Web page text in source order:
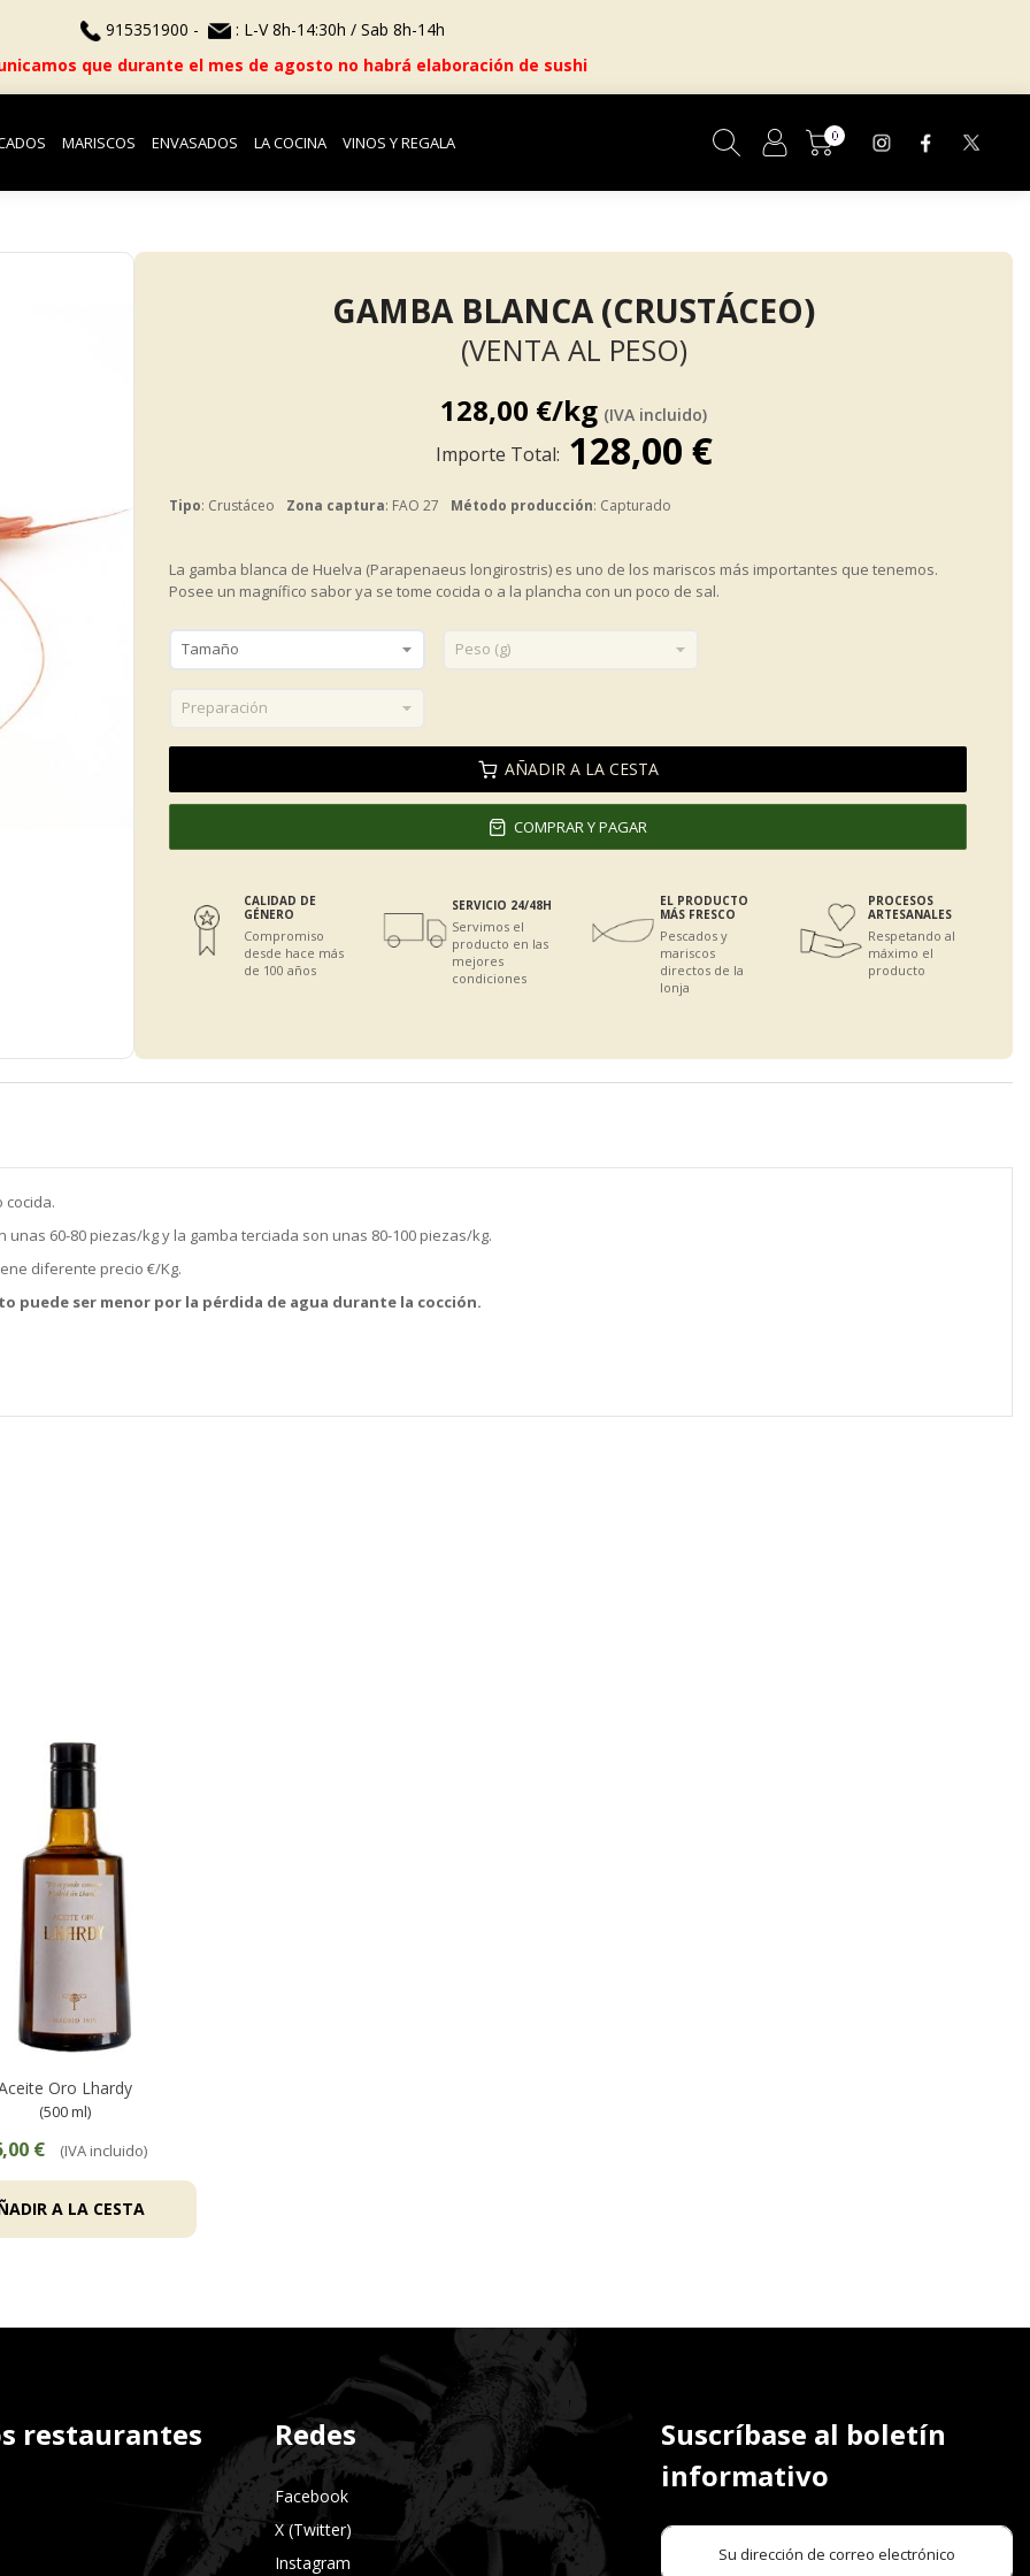
915351900 -
: L-V 8h-14:30h / Sab 8h-14h
que durante el mes de agosto no habrá elaboración de sushi
MARISCOS ENVASADOS LA COCINA VINOS Y REGALA Cesta
0
GAMBA BLANCA (CRUSTÁCEO)
(VENTA AL PESO)
128,00 €/kg (IVA incluido)
128,00 €
Tipo: Crustáceo Zona captura: FAO 27 Método producción: Capturado
La gamba blanca de Huelva (Parapenaeus longirostris) es uno de los mariscos más importantes que tenemos.
Posee un magnífico sabor ya se tome cocida o a la plancha con un poco de sal.
AÑADIR A LA CESTA
COMPRAR Y PAGAR
CALIDAD DE
GÉNERO
Compromiso
desde hace más
de 100 años
SERVICIO 24/48H
Servimos el
producto en las
mejores
condiciones
EL PRODUCTO
MÁS FRESCO
Pescados y
mariscos
directos de la
lonja
PROCESOS
ARTESANALES
Respetando al
máximo el
producto
60-80 piezas/kg y la gamba terciada son unas 80-100 piezas/kg.
diferente precio €/Kg.
puede ser menor por la pérdida de agua durante la cocción.
Oro Lhardy
(500 ml)
€ (IVA incluido)
A LA CESTA
restaurantes Redes
Facebook
X (Twitter)
Instagram
Suscríbase al boletín
informativo